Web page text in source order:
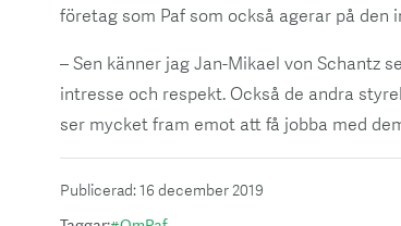
företag som Paf som också agerar på
– Sen känner jag Jan-Mikael von Schantz
intresse och respekt. Också de andra
ser mycket fram emot att få jobba med
Publicerad:16 december 2019